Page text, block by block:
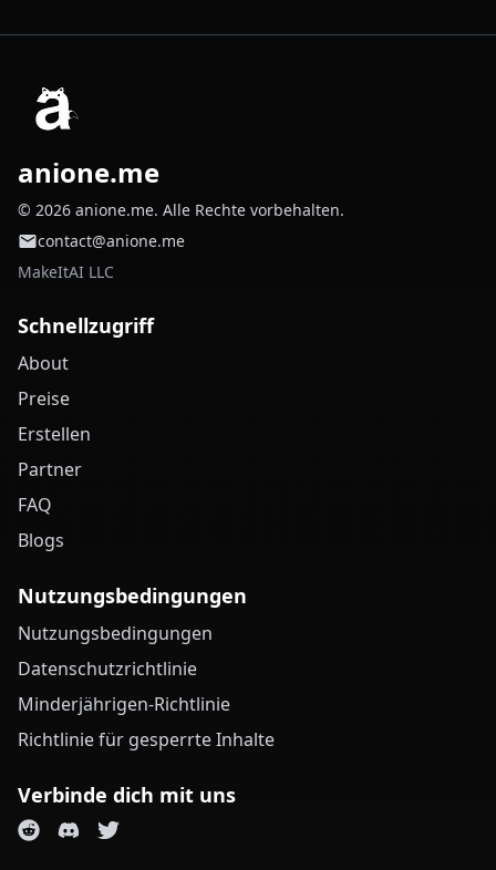
anione.me
© 2026 anione.me. Alle Rechte vorbehalten.
contact@anione.me
MakeItAI LLC
Schnellzugriff
About
Preise
Erstellen
Partner
FAQ
Blogs
Nutzungsbedingungen
Nutzungsbedingungen
Datenschutzrichtlinie
Minderjährigen-Richtlinie
Richtlinie für gesperrte Inhalte
Verbinde dich mit uns